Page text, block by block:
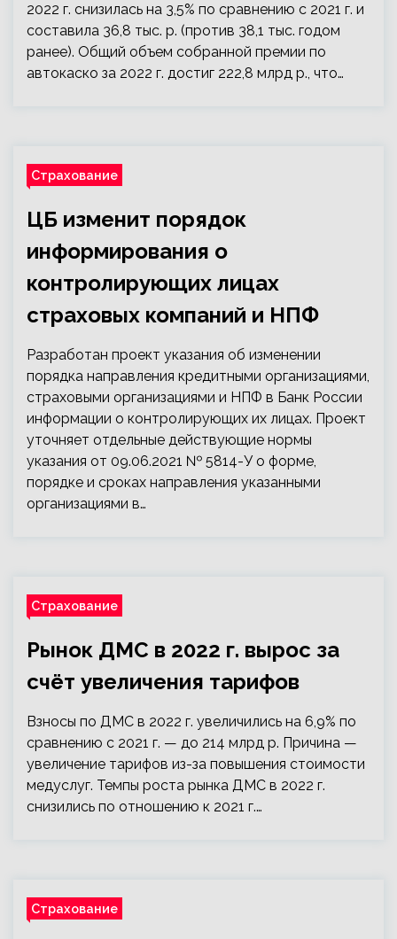
2022 г. снизилась на 3,5% по сравнению с 2021 г. и
составила 36,8 тыс. р. (против 38,1 тыс. годом
ранее). Общий объем собранной премии по
автокаско за 2022 г. достиг 222,8 млрд р., что…
Страхование
ЦБ изменит порядок
информирования о
контролирующих лицах
страховых компаний и НПФ
Разработан проект указания об изменении
порядка направления кредитными организациями,
страховыми организациями и НПФ в Банк России
информации о контролирующих их лицах. Проект
уточняет отдельные действующие нормы
указания от 09.06.2021 № 5814-У о форме,
порядке и сроках направления указанными
организациями в…
Страхование
Рынок ДМС в 2022 г. вырос за
счёт увеличения тарифов
Взносы по ДМС в 2022 г. увеличились на 6,9% по
сравнению с 2021 г. — до 214 млрд р. Причина —
увеличение тарифов из-за повышения стоимости
медуслуг. Темпы роста рынка ДМС в 2022 г.
снизились по отношению к 2021 г.…
Страхование